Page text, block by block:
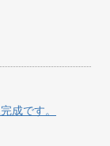
成です。